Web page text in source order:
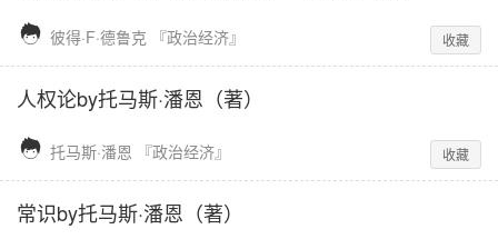
 彼得·F·德鲁克 『政治经济』 收藏
人权论by托马斯·潘恩 （著）
 托马斯·潘恩 『政治经济』 收藏
常识by托马斯·潘恩 （著）